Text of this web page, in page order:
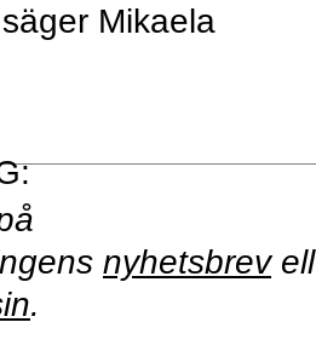
Mikaela
nyhetsbrev
.